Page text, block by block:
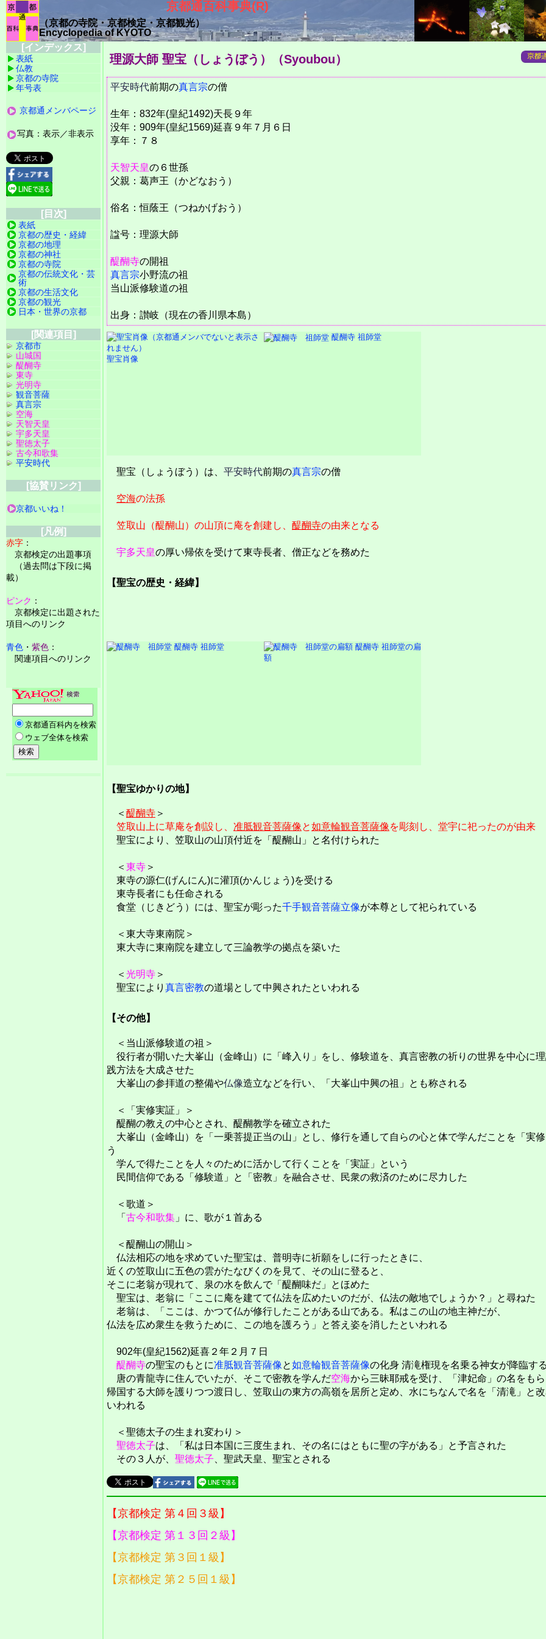
京都通百科事典(R)
（京都の寺院・京都検定・京都観光）
Encyclopedia of KYOTO
理源大師 聖宝（しょうぼう） （Syoubou）
平安時代前期の真言宗の僧
生年：832年(皇紀1492)天長９年
没年：909年(皇紀1569)延喜９年７月６日
享年：７８
天智天皇の６世孫
父親：葛声王（かどなおう）
俗名：恒蔭王（つねかげおう）
諡号：理源大師
醍醐寺の開祖
真言宗小野流の祖
当山派修験道の祖
出身：讃岐（現在の香川県本島）
聖宝肖像
醍醐寺 祖師堂
聖宝（しょうぼう）は、 平安時代前期の真言宗の僧
空海の法孫
笠取山（醍醐山）の山頂に庵を創建し、 醍醐寺の由来となる
宇多天皇の厚い帰依を受けて東寺長者、僧正などを務めた
【聖宝の歴史・経緯】
醍醐寺 祖師堂
醍醐寺 祖師堂の扁
額
【聖宝ゆかりの地】
＜ 醍醐寺 ＞
笠取山上に草庵を創設し、 准胝観音菩薩像と如意輪観音菩薩像を彫刻し、堂宇に祀ったのが由来
聖宝により、笠取山の山頂付近を「醍醐山」と名付けられた
＜ 東寺 ＞
東寺の源仁(げんにん)に灌頂(かんじょう)を受ける
東寺長者にも任命される
食堂（じきどう）には、聖宝が彫った千手観音菩薩立像が本尊として祀られている
＜東大寺東南院＞
東大寺に東南院を建立して三論教学の拠点を築いた
＜ 光明寺 ＞
聖宝により 真言密教の道場として中興されたといわれる
【その他】
＜当山派修験道の祖＞
役行者が開いた大峯山（金峰山）に「峰入り」をし、修験道を、真言密教の祈りの世界を中心に
践方法を大成させた
大峯山の参拝道の整備や仏像造立などを行い、「大峯山中興の祖」とも称される
＜「実修実証」＞
醍醐の教えの中心とされ、醍醐教学を確立された
大峯山（金峰山）を「一乗菩提正当の山」とし、修行を通して自らの心と体で学んだことを「実
う
学んで得たことを人々のために活かして行くことを「実証」という
民間信仰である「修験道」と「密教」を融合させ、民衆の救済のために尽力した
＜歌道＞
「 古今和歌集 」に、歌が１首ある
＜醍醐山の開山＞
仏法相応の地を求めていた聖宝は、普明寺に祈願をしに行ったときに、
近くの笠取山に五色の雲がたなびくのを見て、その山に登ると、
そこに老翁が現れて、泉の水を飲んで「醍醐味だ」とほめた
聖宝は、老翁に「ここに庵を建てて仏法を広めたいのだが、仏法の敵地でしょうか？」と尋ねた
老翁は、「ここは、かつて仏が修行したことがある山である。私はこの山の地主神だが、
仏法を広め衆生を救うために、この地を護ろう」と答え姿を消したといわれる
902年(皇紀1562)延喜２年２月７日
醍醐寺の聖宝のもとに准胝観音菩薩像と如意輪観音菩薩像の化身 清滝権現を名乗る神女が降臨す
唐の青龍寺に住んでいたが、そこで密教を学んだ空海から三昧耶戒を受け、「津妃命」の名をも
帰国する大師を護りつつ渡日し、笠取山の東方の高嶺を居所と定め、水にちなんで名を「清滝」と
いわれる
＜聖徳太子の生まれ変わり＞
聖徳太子は、「私は日本国に三度生まれ、その名にはともに聖の字がある」と予言された
その３人が、 聖徳太子 、聖武天皇、聖宝とされる
【京都検定 第４回３級】
【京都検定 第１３回２級】
【京都検定 第３回１級】
【京都検定 第２５回１級】
[インデックス]
表紙
仏教
京都の寺院
年号表
京都通メンバページ
写真：表示／非表示
[目次]
表紙
京都の歴史・経緯
京都の地理
京都の神社
京都の寺院
京都の伝統文化・芸
術
京都の生活文化
京都の観光
日本・世界の京都
[関連項目]
京都市
山城国
醍醐寺
東寺
光明寺
観音菩薩
真言宗
空海
天智天皇
宇多天皇
聖徳太子
古今和歌集
平安時代
[協賛リンク]
京都いいね！
[凡例]
赤字 ：
京都検定の出題事項
（過去問は下段に掲
載）
ピンク ：
京都検定に出題された
項目へのリンク
青色 ・ 紫色 ：
関連項目へのリンク